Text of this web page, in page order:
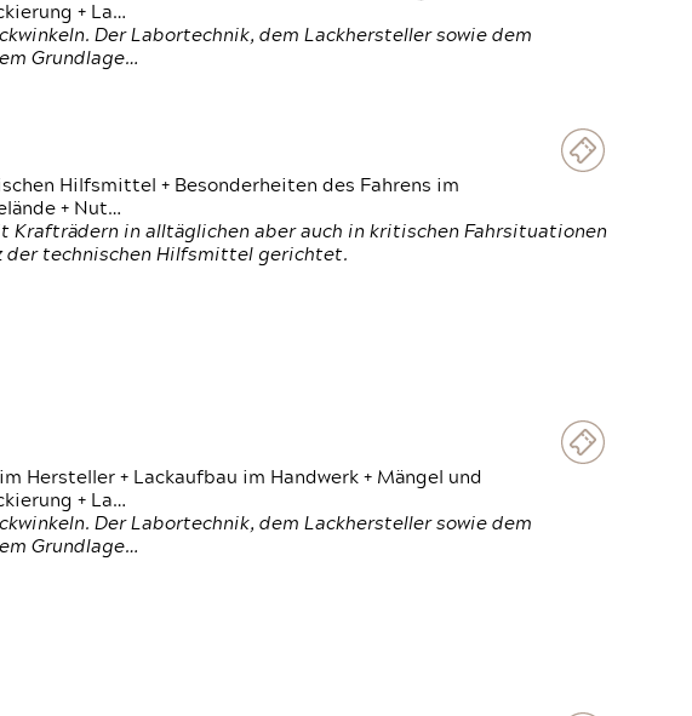
+ La…
Der Labortechnik, dem Lackhersteller sowie dem
Grundlage…
Hilfsmittel + Besonderheiten des Fahrens im
+ Nut…
Krafträdern in alltäglichen aber auch in kritischen Fahrsituationen
der technischen Hilfsmittel gerichtet.
Hersteller + Lackaufbau im Handwerk + Mängel und
+ La…
Der Labortechnik, dem Lackhersteller sowie dem
Grundlage…